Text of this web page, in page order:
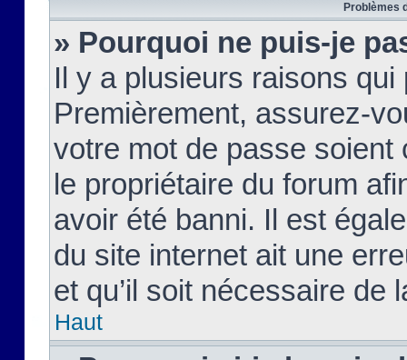
Problèmes
» Pourquoi ne puis-je
Il y a plusieurs raisons
Premièrement, assurez-
votre mot de passe soient
le propriétaire du forum
avoir été banni. Il est
du site internet ait une
et qu’il soit nécessaire de
Haut